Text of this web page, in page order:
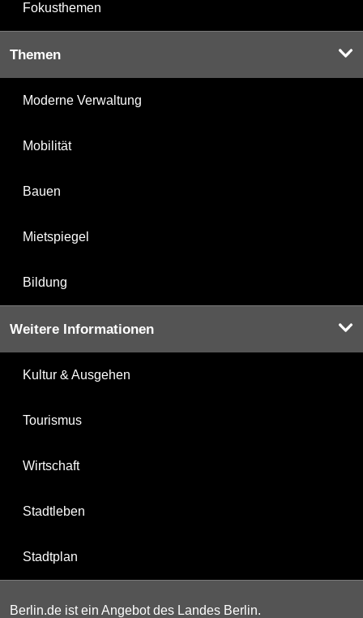
Fokusthemen
Themen
Moderne Verwaltung
Mobilität
Bauen
Mietspiegel
Bildung
Weitere Informationen
Kultur & Ausgehen
Tourismus
Wirtschaft
Stadtleben
Stadtplan
Berlin.de ist ein Angebot des Landes Berlin.